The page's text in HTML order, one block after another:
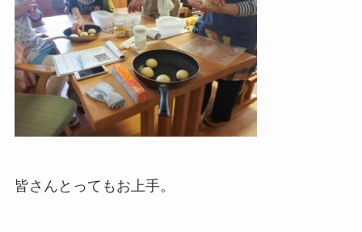
皆さんとってもお上手。